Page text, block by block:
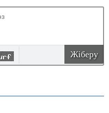
Жіберу